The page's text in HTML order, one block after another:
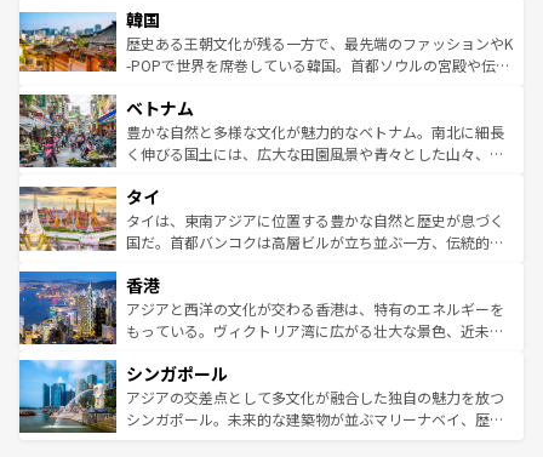
ワイを、存分に味わってほしい。 なお、新着のハワイ情報
はコンテンツ一覧を参照してほしい。
いる。アクティビティも充実しており、サーフィンやダイ
ビング、ハイキングなど、アウトドア好きにはたまらな
い。オーストラリアの多彩な魅力を存分に味わいつくそ
参照してほしい。
ン）、静ひつな山岳地帯である台湾東部など、都市の喧騒
と山間の静けさが共存しており、訪れる人に新しい発見と
驚きをもたらしてくれる。また、奥深い台湾の食文化も魅
容にもいいと評判のスイーツなど、バラエティ豊かな料理
が味わえる。 なお、新着の台湾情報は コンテンツ一覧を参
照してほしい。
韓国
歴史ある王朝文化が残る一方で、最先端のファッションやK
-POPで世界を席巻している韓国。首都ソウルの宮殿や伝統
き、地方に足を延ばせば四季折々の自然美を楽しむことが
できる。そして、キムチや焼肉、絶品のストリートフード
まで、さまざまな韓国料理が待っている。夜には、韓国な
リティに包まれながら、韓国の多彩な魅力を心ゆくまで味
わってみてほしい。 なお、新着の韓国情報はコンテンツ一
覧を参照してほしい。
ベトナム
豊かな自然と多様な文化が魅力的なベトナム。南北に細長
く伸びる国土には、広大な田園風景や青々とした山々、世
急速な発展と共に伝統が息づく。ハノイの古い町並みやホ
ーチミン市のフランス統治時代の建物も、独特の雰囲気を
醸し出している。また、バラエティの豊かさとおいしさで
とつ。フォーやバインミー、ベトナムコーヒーなどは、ぜ
ひ現地で味わいたい。どの地域を訪れてもあたたかい人々
が旅行者を迎えてくれるので、きっと忘れられない旅にな
参照してほしい。
タイ
タイは、東南アジアに位置する豊かな自然と歴史が息づく
国だ。首都バンコクは高層ビルが立ち並ぶ一方、伝統的な
の活気が交差している。北部ではチェンマイなどの山岳地
帯で自然と触れ合い、南部ではプーケットやクラビの美し
いビーチでリゾート気分を楽しむことができる。タイ料理
激する。気候は一年中温暖で、どの季節にも異なる楽しみ
が待っている。親しみやすいタイの人々、仏教を中心とし
た文化、そして多様な観光資源が、訪れる旅人を魅了し続
香港
アジアと西洋の文化が交わる香港は、特有のエネルギーを
もっている。ヴィクトリア湾に広がる壮大な景色、近未来
み、どこを訪れても感動するはず。観光スポットが密集し
ており、効率よく見どころを回れるのも魅力。息をのむよ
うな絶景から文化的な体験まで、香港を存分に楽しみ尽く
シンガポール
アジアの交差点として多文化が融合した独自の魅力を放つ
シンガポール。未来的な建築物が並ぶマリーナベイ、歴史